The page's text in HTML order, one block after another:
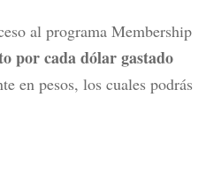
al programa Membership
por cada dólar gastado
en pesos, los cuales podrás